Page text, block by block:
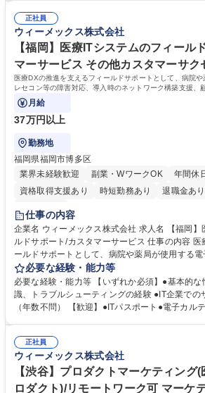
インタビュー・監修依頼によるコンテンツの磨き上げ 募集職種 【
マーケティングプロデューサー/ドクター向け
ーなどのコンテンツ作成 など 【部門概要】医科
など全社のマーケティング業務を担い、メディア
し、お客様の課題解決ができるコンテンツやサ
推進、顧客数最大化を行っています。 学歴・資格 学歴：大学院 大学 高専
短大 専修学校 高校 語学力： 資格：
正社員
ウィーメックス株式会社
【福岡】医療ITシステムのフィール
マーサービス その他カスタマーサク
医療DXの推進を支えるフィールドサポートとして、病院や
レセコン等の障害対応、導入時のネットワーク構築支援、
任せします。
月給
37万円以上
勤務地
福岡県福岡市博多区
業界未経験歓迎
副業・WワークOK
年間休
資格取得支援あり
時短勤務あり 退職金あり
土日祝休み
仕事の内容
企業名 ウィーメックス株式会社 求人名 【福岡】医療ITシステムのフィー
ルドサポート/カスタマーサービス 仕事の内容 医療DXの推進を支えるフィ
ールドサポートとして、病院や薬局が使用する
障害対応、導入時のネットワーク構築支援、顧客
お任せします。 (1)現地・リモートでの障害切り分けと解決策の提示 (2)導
入時のネットワーク構築支援と環境調査 (3)営業
ぎ、顧客・代理店とのクロージング交渉 (4)カス
す。 募集職種 【福岡】医療ITシステムのフィールドサポート/カスタマー
サービス
必要な経験・能力等
必要な経験・能力等 【いずれか必須】●基本的な
識、トラブルシューティングの経験 ●IT企業での
（年数不問） 【歓迎】●ITパスポート●電子カル
関連システムを扱うため、自身の介在が全国の医
結します。本ポジションは、現場の困難な課題を
タント」に近い役割です。ネットワークやセキ
し、顧客や販売パートナーと対等に折衝する経験が積め
正社員
ウィーメックス株式会社
【渋谷】プロダクトマーケティング
ロダクト)/リモートワーク可 マーケ